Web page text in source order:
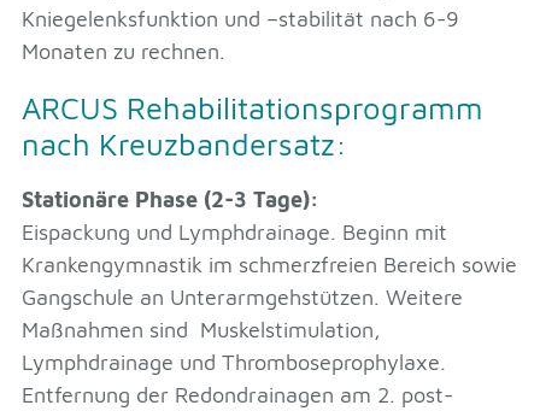
Kniegelenksfunktion und –stabilität nach 6-9
Monaten zu rechnen.
ARCUS Rehabilitationsprogramm
nach Kreuzbandersatz:
Stationäre Phase (2-3 Tage):
Eispackung und Lymphdrainage. Beginn mit
Krankengymnastik im schmerzfreien Bereich sowie
Gangschule an Unterarmgehstützen. Weitere
Maßnahmen sind Muskelstimulation,
Lymphdrainage und Thromboseprophylaxe.
Entfernung der Redondrainagen am 2. post-